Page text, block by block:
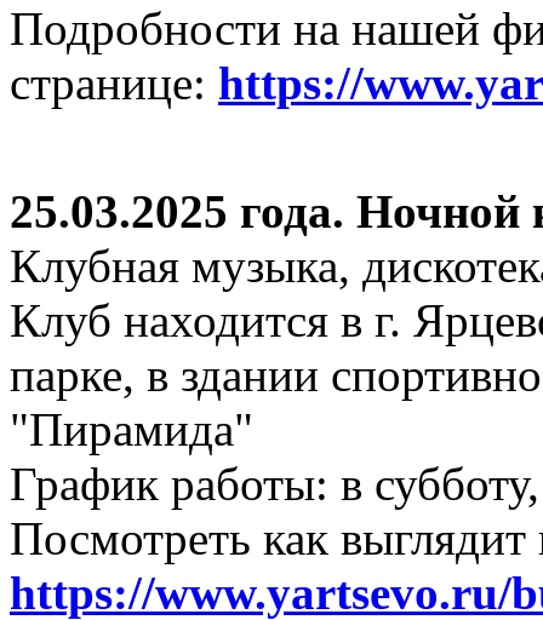
Подробности на нашей
странице: https://
25.03.2025 года.
Клубная музыка,
Клуб находится в г.
парке, в здании
"Пирамида"
График работы: в
Посмотреть как
https://www.yartsevo.ru/